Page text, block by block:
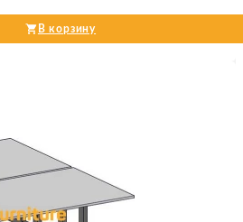
В корзину